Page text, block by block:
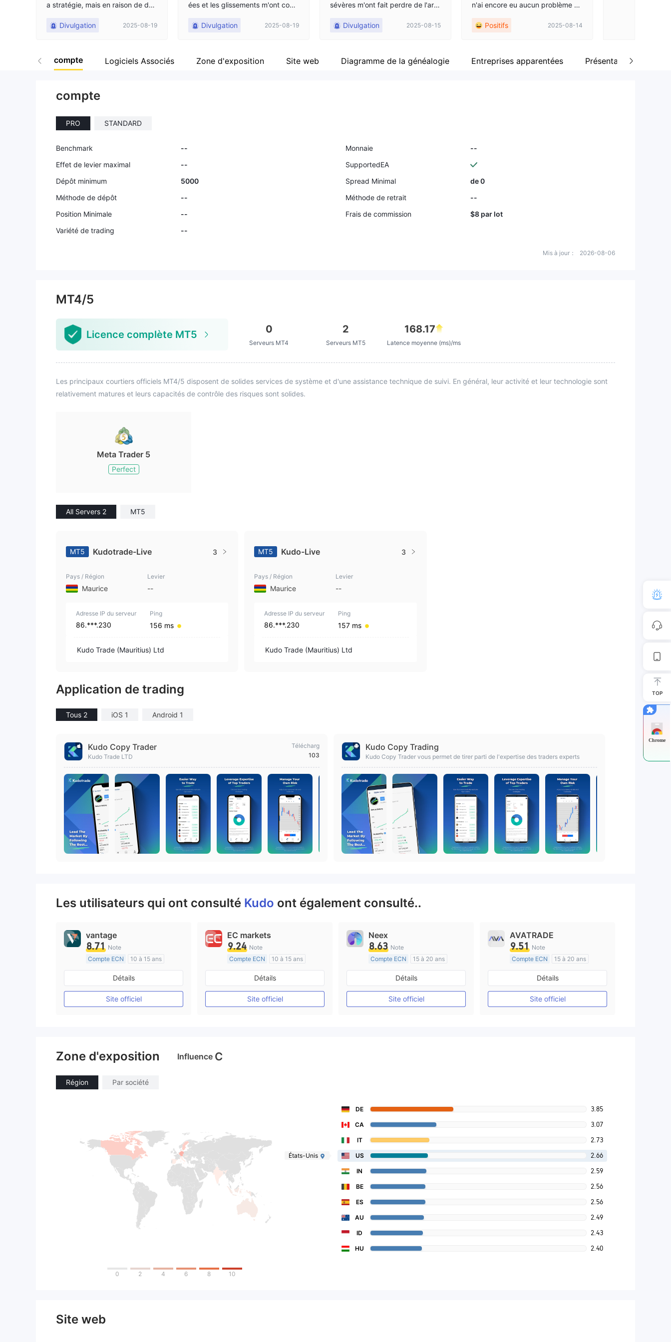
a stratégie, mais en raison de déf
contrôle. Une transaction qui aura
nsformant en perte.
Divulgation 2025-08-19
ées et les glissements m'ont coût
de stop-loss ont été déclenchés
utiles qui ne devraient pas se pro
Divulgation 2025-08-19
sévères m'ont fait perdre de l'arg
conditions d'exécution normales,
e est systémique et conçue pour
Divulgation 2025-08-15
n'ai encore eu aucun problème av
a se passe.
Positifs 2025-08-14
compte Logiciels Associés Zone d'exposition Site web Diagramme de la généalogie Entreprises apparentées Présentation de
compte
PRO STANDARD
Benchmark -- Monnaie
--
Effet de levier maximal
--
SupportedEA
Dépôt minimum
5000 Spread Minimal
de 0
Méthode de dépôt
-- Méthode de retrait
--
Position Minimale
-- Frais de commission
$8 par lot
Variété de trading
--
Mis à jour： 2026-08-06
MT4/5
Licence complète MT5 0
Serveurs MT4
2
Serveurs MT5
168.17
Latence moyenne (ms)/ms
Les principaux courtiers officiels MT4/5 disposent de solides services de système et d'une assistance technique de suivi. En général, leur activité et leur technologie sont
relativement matures et leurs capacités de contrôle des risques sont solides.
Meta Trader 5
Perfect
All Servers 2 MT5
MT5 Kudotrade-Live 3
Pays / Région
Maurice
Levier
--
Adresse IP du serveur
86.***.230
Ping
156 ms
Kudo Trade (Mauritius) Ltd
MT5 Kudo-Live 3
Pays / Région
Maurice
Levier
--
Adresse IP du serveur
86.***.230
Ping
157 ms
Kudo Trade (Mauritius) Ltd
Application de trading
Tous 2 iOS 1 Android 1
Kudo Copy Trader
Kudo Trade LTD
Télécharg
103
Kudo Copy Trading
Kudo Copy Trader vous permet de tirer parti de l'expertise des traders experts
Les utilisateurs qui ont consulté Kudo ont également consulté..
vantage
8.71 Note
Compte ECN
10 à 15 ans
Réglementation de Australie
Market Making (MM)
Etiquette principale MT4
Détails
Site officiel
EC markets
9.24 Note
Compte ECN
10 à 15 ans
Réglementation de Australie
Market Making (MM)
Etiquette principale MT4
Détails
Site officiel
Neex
8.63 Note
Compte ECN
15 à 20 ans
Réglementation de Australie
Market Making (MM)
Etiquette principale MT4
Détails
Site officiel
AVATRADE
9.51 Note
Compte ECN
15 à 20 ans
Réglementation de Australie
Market Making (MM)
Etiquette principale MT4
Détails
Site officiel
Zone d'exposition Influence C
Région Par société
0 2 4 6 8 10
DE 3.85
CA 3.07
IT 2.73
États-Unis US 2.66
IN 2.59
BE 2.56
ES 2.56
AU 2.49
ID 2.43
HU 2.40
Site web
TOP
Chrome